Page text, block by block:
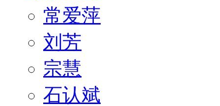
常爱萍
刘芳
宗慧
石认斌